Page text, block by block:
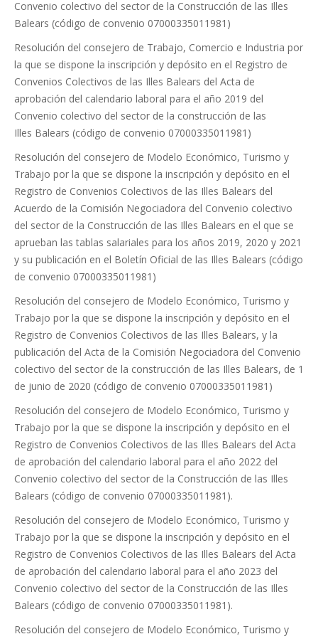
Convenio colectivo del sector de la Construcción de las Illes
Balears (código de convenio 07000335011981)
Resolución del consejero de Trabajo, Comercio e Industria por
la que se dispone la inscripción y depósito en el Registro de
Convenios Colectivos de las Illes Balears del Acta de
aprobación del calendario laboral para el año 2019 del
Convenio colectivo del sector de la construcción de las
Illes Balears (código de convenio 07000335011981)
Resolución del consejero de Modelo Económico, Turismo y
Trabajo por la que se dispone la inscripción y depósito en el
Registro de Convenios Colectivos de las Illes Balears del
Acuerdo de la Comisión Negociadora del Convenio colectivo
del sector de la Construcción de las Illes Balears en el que se
aprueban las tablas salariales para los años 2019, 2020 y 2021
y su publicación en el Boletín Oficial de las Illes Balears (código
de convenio 07000335011981)
Resolución del consejero de Modelo Económico, Turismo y
Trabajo por la que se dispone la inscripción y depósito en el
Registro de Convenios Colectivos de las Illes Balears, y la
publicación del Acta de la Comisión Negociadora del Convenio
colectivo del sector de la construcción de las Illes Balears, de 1
de junio de 2020 (código de convenio 07000335011981)
Resolución del consejero de Modelo Económico, Turismo y
Trabajo por la que se dispone la inscripción y depósito en el
Registro de Convenios Colectivos de las Illes Balears del Acta
de aprobación del calendario laboral para el año 2022 del
Convenio colectivo del sector de la Construcción de las Illes
Balears (código de convenio 07000335011981).
Resolución del consejero de Modelo Económico, Turismo y
Trabajo por la que se dispone la inscripción y depósito en el
Registro de Convenios Colectivos de las Illes Balears del Acta
de aprobación del calendario laboral para el año 2023 del
Convenio colectivo del sector de la Construcción de las Illes
Balears (código de convenio 07000335011981).
Resolución del consejero de Modelo Económico, Turismo y